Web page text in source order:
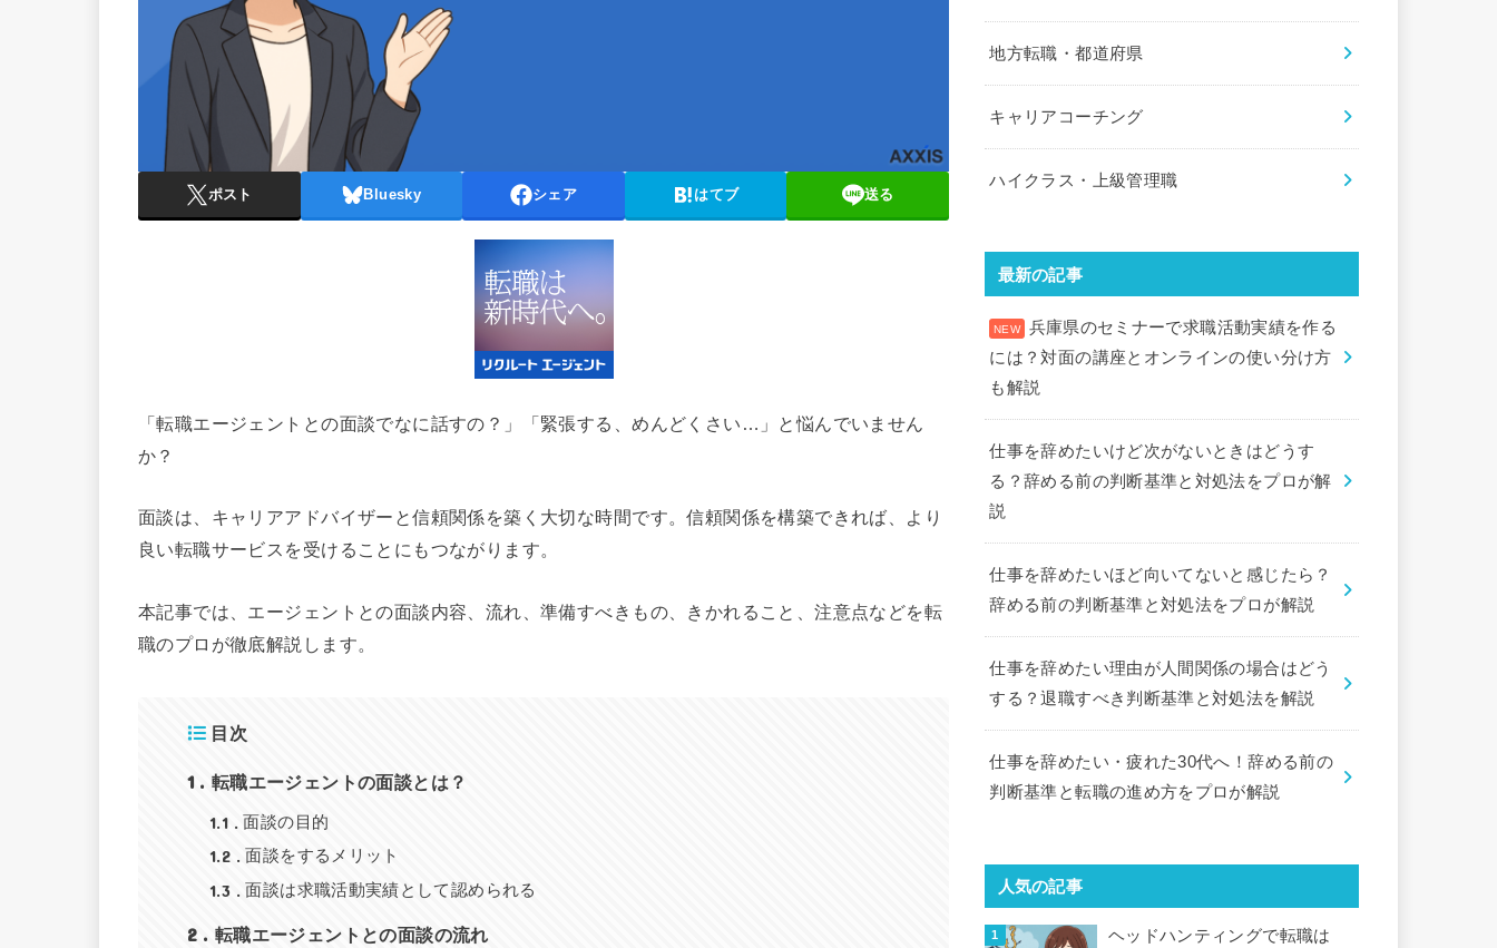
ポスト Bluesky シェア はてブ 送る
「転職エージェントとの面談でなに話すの？」「緊張する、めんどくさい…」と悩んでいません
か？
面談は、キャリアアドバイザーと信頼関係を築く大切な時間です。信頼関係を構築できれば、より
良い転職サービスを受けることにもつながります。
本記事では、エージェントとの面談内容、流れ、準備すべきもの、きかれること、注意点などを転
職のプロが徹底解説します。
目次
1 転職エージェントの面談とは？
1.1 面談の目的
1.2 面談をするメリット
1.3 面談は求職活動実績として認められる
2 転職エージェントとの面談の流れ
地方転職・都道府県
キャリアコーチング
ハイクラス・上級管理職
最新の記事
兵庫県のセミナーで求職活動実績を作る
には？対面の講座とオンラインの使い分け方
も解説
仕事を辞めたいけど次がないときはどうす
る？辞める前の判断基準と対処法をプロが解
説
仕事を辞めたいほど向いてないと感じたら？
辞める前の判断基準と対処法をプロが解説
仕事を辞めたい理由が人間関係の場合はどう
する？退職すべき判断基準と対処法を解説
仕事を辞めたい・疲れた30代へ！辞める前の
判断基準と転職の進め方をプロが解説
人気の記事
ヘッドハンティングで転職は